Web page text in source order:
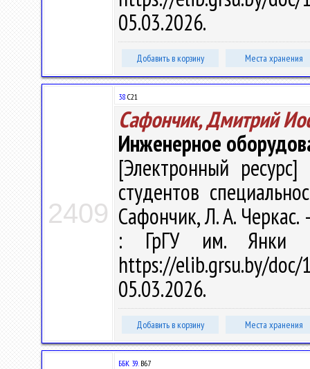
05.03.2026.
Добавить в корзину Места хранения
2409
38 С21
Сафончик, Дмитрий
Инженерное
[Электронный
студентов
Сафончик, Л. А. Черкас.
: ГрГУ им. Янки
https://elib.grsu.by/
05.03.2026.
Добавить в корзину Места хранения
ББК 39.В67